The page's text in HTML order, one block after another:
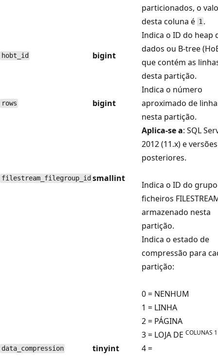
particionados, o
desta coluna é 1 .
hobt_id bigint
Indica o ID do heap
dados ou B-tree
que contém as
desta partição.
rows bigint
Indica o número
aproximado de
nesta partição.
filestream_filegroup_id smallint
Aplica-se a: SQL
2012 (11.x) e versões
posteriores.
Indica o ID do
ficheiros
armazenado nesta
partição.
data_compression tinyint
Indica o estado de
compressão para
partição:
0 = NENHUM
1 = LINHA
2 = PÁGINA
3 = LOJA DE COLUNAS 1
4 =